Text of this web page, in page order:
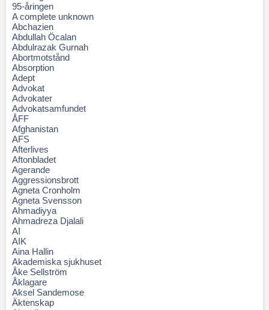
95-åringen
A complete unknown
Abchazien
Abdullah Öcalan
Abdulrazak Gurnah
Abortmotstånd
Absorption
Adept
Advokat
Advokater
Advokatsamfundet
ÅFF
Afghanistan
AFS
Afterlives
Aftonbladet
Agerande
Aggressionsbrott
Agneta Cronholm
Agneta Svensson
Ahmadiyya
Ahmadreza Djalali
AI
AIK
Aina Hallin
Akademiska sjukhuset
Åke Sellström
Åklagare
Aksel Sandemose
Äktenskap